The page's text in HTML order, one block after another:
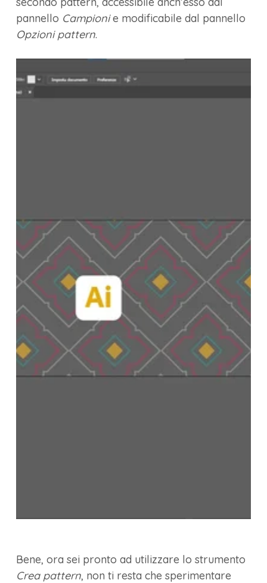
pannello Campionie modificabile dal pannello
Opzioni pattern.
Bene, ora sei pronto ad utilizzare lo strumento
Crea pattern, non ti resta che sperimentare